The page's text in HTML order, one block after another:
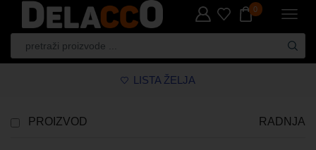
0
LISTA ŽELJA
PROIZVOD RADNJA